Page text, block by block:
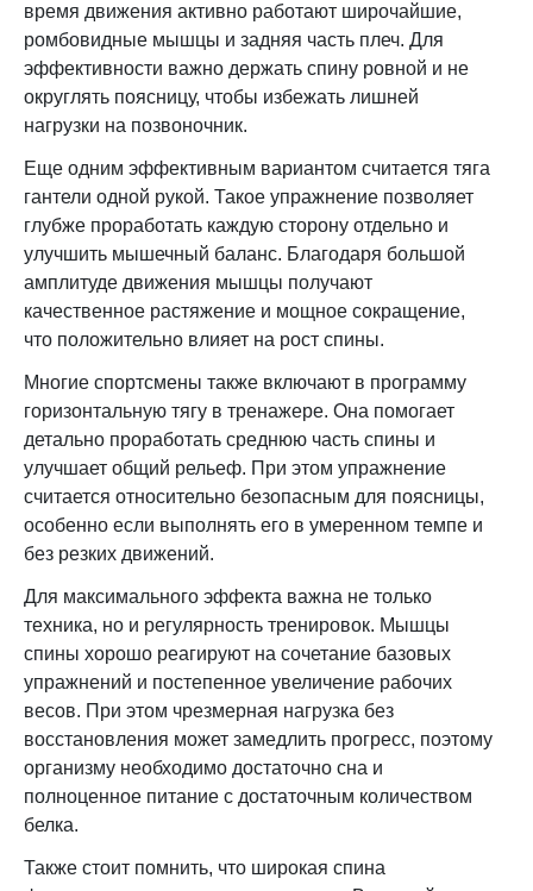
время движения активно работают широчайшие,
ромбовидные мышцы и задняя часть плеч. Для
эффективности важно держать спину ровной и не
округлять поясницу, чтобы избежать лишней
нагрузки на позвоночник.
Еще одним эффективным вариантом считается тяга
гантели одной рукой. Такое упражнение позволяет
глубже проработать каждую сторону отдельно и
улучшить мышечный баланс. Благодаря большой
амплитуде движения мышцы получают
качественное растяжение и мощное сокращение,
что положительно влияет на рост спины.
Многие спортсмены также включают в программу
горизонтальную тягу в тренажере. Она помогает
детально проработать среднюю часть спины и
улучшает общий рельеф. При этом упражнение
считается относительно безопасным для поясницы,
особенно если выполнять его в умеренном темпе и
без резких движений.
Для максимального эффекта важна не только
техника, но и регулярность тренировок. Мышцы
спины хорошо реагируют на сочетание базовых
упражнений и постепенное увеличение рабочих
весов. При этом чрезмерная нагрузка без
восстановления может замедлить прогресс, поэтому
организму необходимо достаточно сна и
полноценное питание с достаточным количеством
белка.
Также стоит помнить, что широкая спина